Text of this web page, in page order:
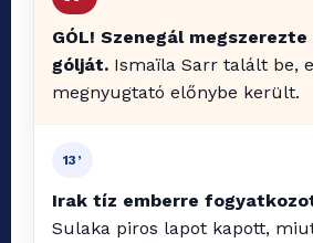
GÓL! Szenegál
gólját. Ismaïla Sarr talált be,
megnyugtató előnybe került.
13’
Irak tíz emberre
Sulaka piros lapot kapott,